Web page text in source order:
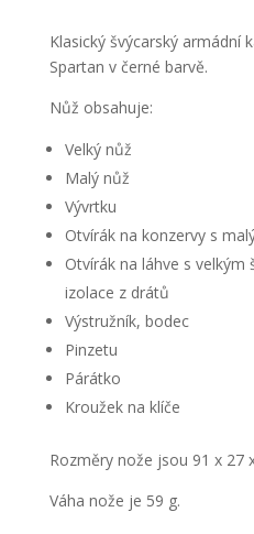
Klasický švýcarský armádní
Spartan v černé barvě.
Nůž obsahuje:
Velký nůž
Malý nůž
Vývrtku
Otvírák na konzervy s
Otvírák na láhve s
izolace z drátů
Výstružník, bodec
Pinzetu
Párátko
Kroužek na klíče
Rozměry nože jsou 91 x 27
Váha nože je 59 g.